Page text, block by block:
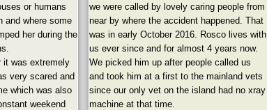
or humans
and where some
her during the
it was extremely
very scared and
which was also
weekend
we were called by lovely caring people from
near by where the accident happened. That
was in early October 2016. Rosco lives with
us ever since and for almost 4 years now.
We picked him up after people called us
and took him at a first to the mainland vets
since our only vet on the island had no xray
machine at that time.